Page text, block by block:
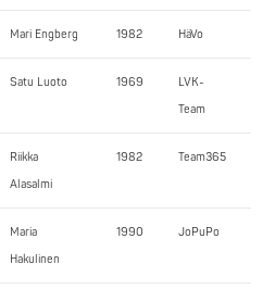
Mari Engberg 1982 HäVo
Satu Luoto 1969
LVK-
Team
Riikka
Alasalmi
1982 Team365
Maria
Hakulinen
1990 JoPuPo